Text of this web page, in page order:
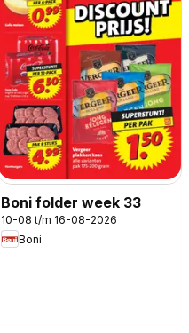
Boni folder week 33
10-08 t/m 16-08-2026
Boni